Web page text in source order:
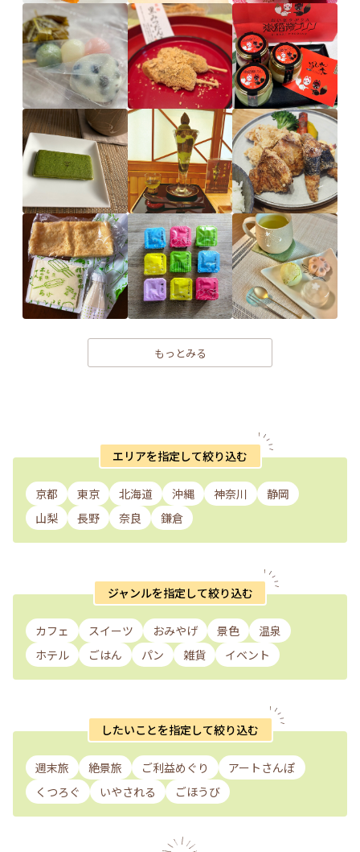
もっとみる
エリアを指定して絞り込む
京都 東京 北海道 沖縄 神奈川
静岡
山梨
長野 奈良 鎌倉
ジャンルを指定して絞り込む
カフェ スイーツ おみやげ 景色
温泉
ホテル
ごはん パン 雑貨 イベント
したいことを指定して絞り込む
週末旅 絶景旅 ご利益めぐり
アートさんぽ
くつろぐ
いやされる ごほうび